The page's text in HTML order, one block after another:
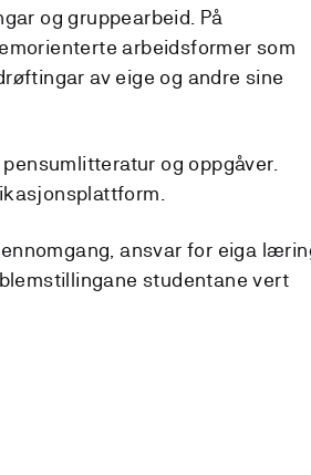
og gruppearbeid. På
arbeidsformer som
av eige og andre sine
og oppgåver.
ansvar for eiga
studentane vert